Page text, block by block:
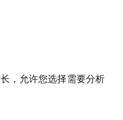
，允许您选择需要分析